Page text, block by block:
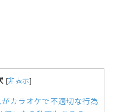
[非表示]
カラオケで不適切な行為